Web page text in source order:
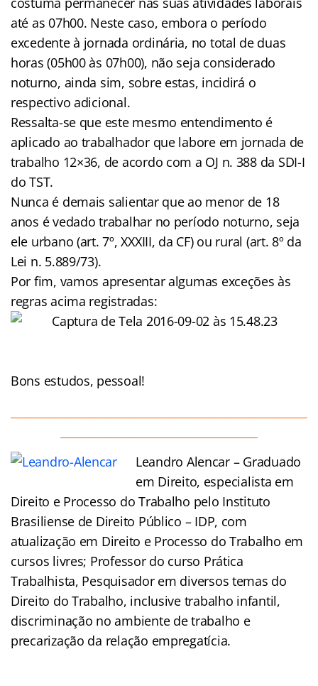
até as 07h00. Neste caso, embora o período
excedente à jornada ordinária, no total de duas
horas (05h00 às 07h00), não seja considerado
noturno, ainda sim, sobre estas, incidirá o
respectivo adicional.
Ressalta-se que este mesmo entendimento é
aplicado ao trabalhador que labore em jornada de
trabalho 12×36, de acordo com a OJ n. 388 da SDI-I
do TST.
Nunca é demais salientar que ao menor de 18
anos é vedado trabalhar no período noturno, seja
ele urbano (art. 7º, XXXIII, da CF) ou rural (art. 8º da
Lei n. 5.889/73).
Por fim, vamos apresentar algumas exceções às
regras acima registradas:
Bons estudos, pessoal!
Leandro Alencar – Graduado
em Direito, especialista em
Direito e Processo do Trabalho pelo Instituto
Brasiliense de Direito Público – IDP, com
atualização em Direito e Processo do Trabalho em
cursos livres; Professor do curso Prática
Trabalhista, Pesquisador em diversos temas do
Direito do Trabalho, inclusive trabalho infantil,
discriminação no ambiente de trabalho e
precarização da relação empregatícia.